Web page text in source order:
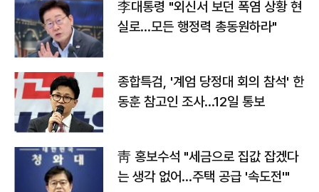
李대통령 "외신서 보던 폭염 상황 현
실로…모든 행정력 총동원하라"
종합특검, '계엄 당정대 회의 참석' 한
동훈 참고인 조사...12일 통보
靑 홍보수석 "세금으로 집값 잡겠다
는 생각 없어…주택 공급 '속도전'"